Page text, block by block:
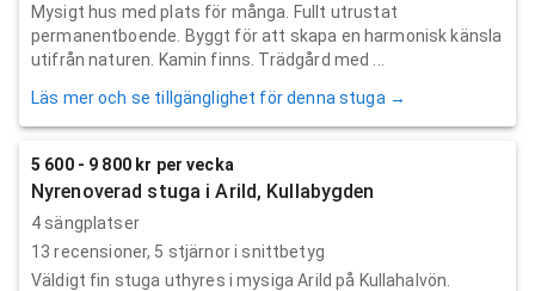
Mysigt hus med plats för många. Fullt utrustat
permanentboende. Byggt för att skapa en harmonisk känsla
utifrån naturen. Kamin finns. Trädgård med ...
Läs mer och se tillgänglighet för denna stuga →
5 600 - 9 800 kr per vecka
Nyrenoverad stuga i Arild, Kullabygden
4 sängplatser
13 recensioner, 5 stjärnor i snittbetyg
Väldigt fin stuga uthyres i mysiga Arild på Kullahalvön.